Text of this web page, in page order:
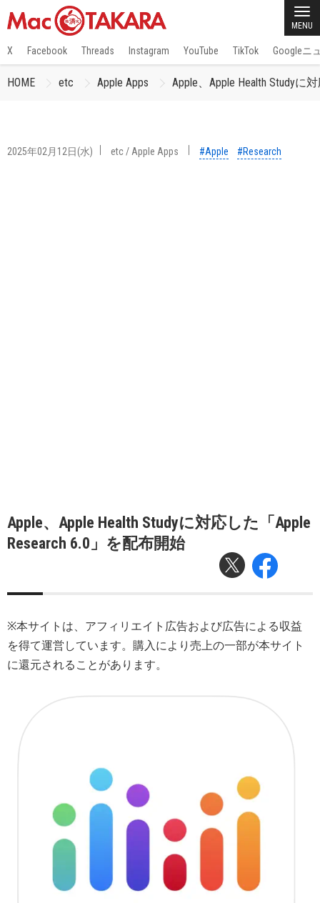
MENU
X Facebook Threads Instagram YouTube TikTok Googleニ
HOME etc Apple Apps Apple、Apple Health Studyに
2025年02月12日(水) etc/ Apple Apps #Apple #Research
Apple、Apple Health Studyに対応した「Apple
Research 6.0」を配布開始
※本サイトは、アフィリエイト広告および広告による収益
を得て運営しています。購入により売上の一部が本サイト
に還元されることがあります。